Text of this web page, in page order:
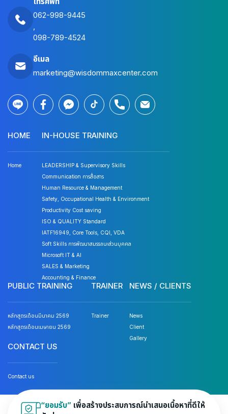
062-998-9445
098-789-4524
อีเมล
marketing@wisdommaxcenter.com
HOME
Home
IN-HOUSE TRAINING
LEADERSHIP & Supervisory Skills
Communication การสื่อสาร
Human Resource & Management
Safety, Occupational Health & Environment
Productivity Cost saving
ISO & QUALITY Standard
IATF16949, Core Tools, CQI, VDA
Soft Skills การพัฒนาสมรรถนะส่วนบุคคล
Microsoft IT & AI
SALES & Marketing
Accounting & Finance
PUBLIC TRAINING
หลักสูตรเดือนมีนาคม 2569
หลักสูตรเดือนเมษายน 2569
TRAINER
Trainer
NEWS / CLIENTS
News
Client
Gallery
CONTACT US
Contact us
© 2026 Wisdom Max Center Company Limited. All rights
“ยอมรับ” เพื่อสร้างประสบการณ์นำเสนอเนื้อหาที่ดีให้